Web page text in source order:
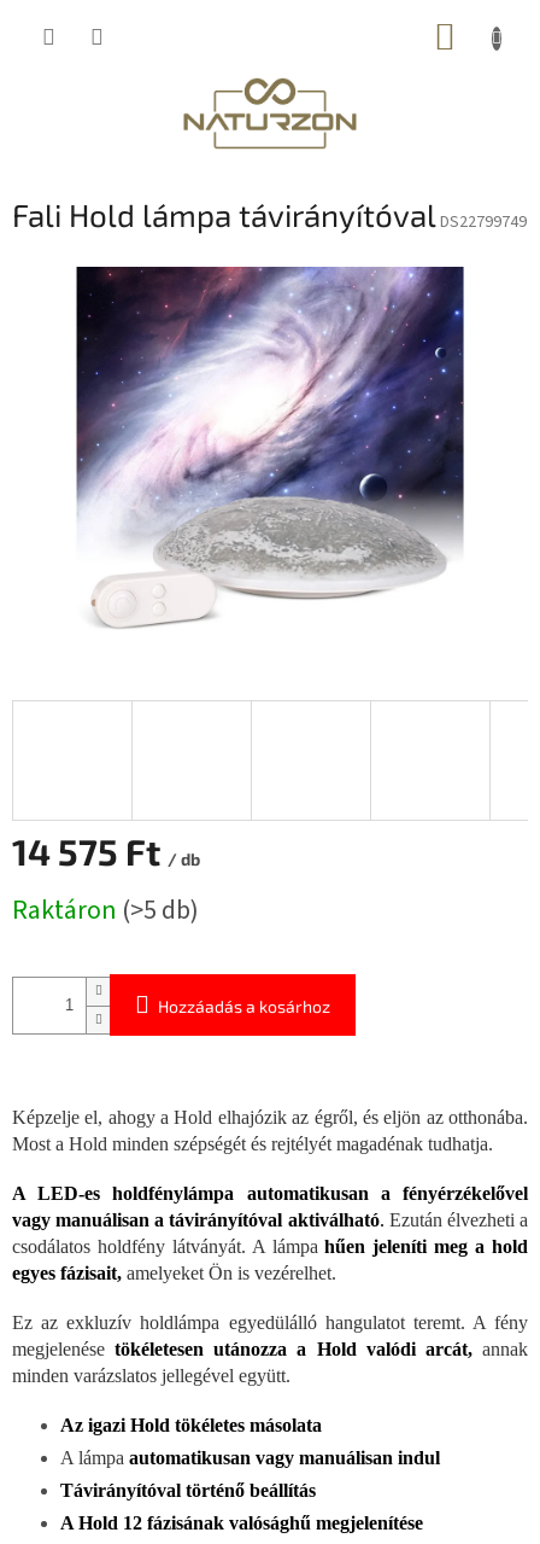
KOSÁR
Fali Hold lámpa távirányítóvalDS22799749
14 575 Ft / db
Raktáron (>5 db)
Hozzáadás a kosárhoz
Képzelje el, ahogy a Hold elhajózik az égről, és eljön az otthonába.
Most a Hold minden szépségét és rejtélyét magadénak tudhatja.
A LED-es holdfénylámpa automatikusan a fényérzékelővel
vagy manuálisan a távirányítóval aktiválható. Ezután élvezheti a
csodálatos holdfény látványát. A lámpahűen jeleníti meg a hold
egyes fázisait, amelyeket Ön is vezérelhet.
Ez az exkluzív holdlámpa egyedülálló hangulatot teremt. A fény
megjelenésetökéletesen utánozza a Hold valódi arcát,annak
minden varázslatos jellegével együtt.
Az igazi Hold tökéletes másolata
A lámpa automatikusan vagy manuálisan indul
Távirányítóval történő beállítás
A Hold 12 fázisának valósághű megjelenítése